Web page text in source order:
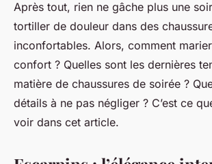
Après tout, rien ne gâche plus une
tortiller de douleur dans des
inconfortables. Alors, comment
confort ? Quelles sont les dernières
matière de chaussures de soirée ?
détails à ne pas négliger ? C’est ce
voir dans cet article.